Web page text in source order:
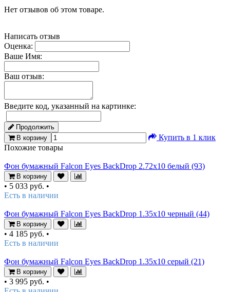
Нет отзывов об этом товаре.
Написать отзыв
Оценка:
Ваше Имя:
Ваш отзыв:
Введите код, указанный на картинке:
Продолжить
В корзину
Купить в 1 клик
Похожие товары
Фон бумажный Falcon Eyes BackDrop 2.72x10 белый (93)
В корзину
• 5 033 руб. •
Есть в наличии
Фон бумажный Falcon Eyes BackDrop 1.35x10 черный (44)
В корзину
• 4 185 руб. •
Есть в наличии
Фон бумажный Falcon Eyes BackDrop 1.35x10 серый (21)
В корзину
• 3 995 руб. •